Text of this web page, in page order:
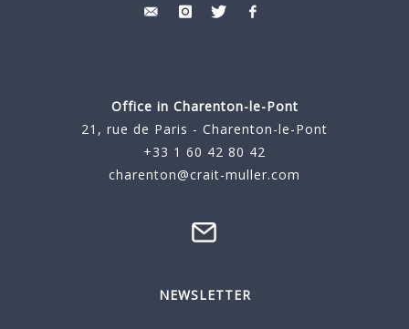
Office in Charenton-le-Pont
21, rue de Paris - Charenton-le-Pont
+33 1 60 42 80 42
charenton@crait-muller.com
NEWSLETTER